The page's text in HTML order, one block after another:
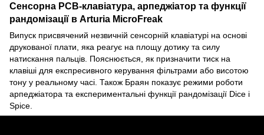
Сенсорна PCB-клавіатура, арпеджіатор та функції
рандомізації в Arturia MicroFreak
Випуск присвячений незвичній сенсорній клавіатурі на основі
друкованої плати, яка реагує на площу дотику та силу
натискання пальців. Пояснюється, як призначити тиск на
клавіші для експресивного керування фільтрами або висотою
тону у реальному часі. Також Браян показує режими роботи
арпеджіатора та експериментальні функції рандомізації Dice і
Spice.